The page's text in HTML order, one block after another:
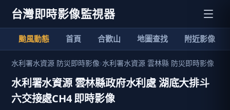
台灣即時影像監視器
颱風動態 首頁 合歡山 地圖查找 附近影像
水利署水資源 防災即時影像›水利署水資源 雲林縣 防災即時影像
水利署水資源 雲林縣政府水利處 湖底大排斗
六交接處CH4 即時影像